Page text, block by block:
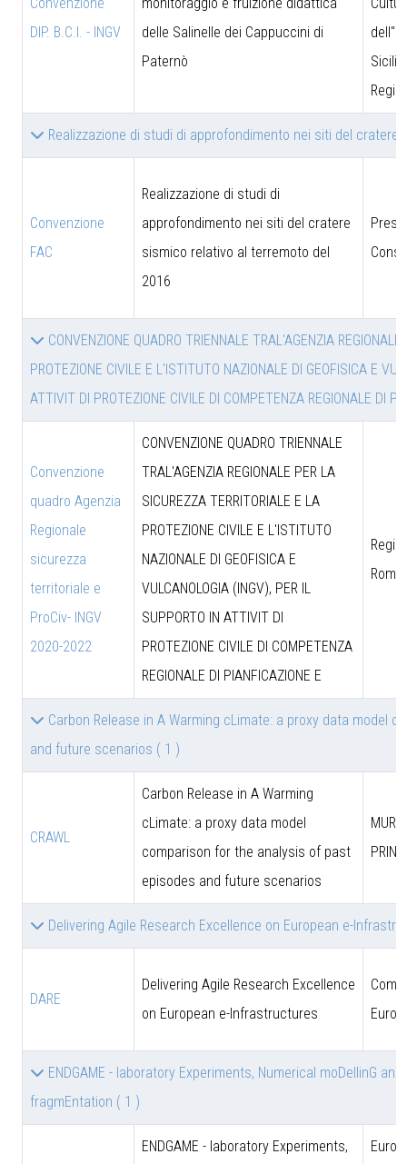
DIP. B.C.I. - INGV
delle Salinelle dei Cappuccini di
Paternò
Realizzazione di studi di approfondimento nei siti del
Convenzione
FAC
Realizzazione di studi di
approfondimento nei siti del cratere
sismico relativo al terremoto del
2016
CONVENZIONE QUADRO TRIENNALE TRAL'AGENZIA
PROTEZIONE CIVILE E L'ISTITUTO NAZIONALE DI GEOFISICA E
ATTIVIT DI PROTEZIONE CIVILE DI COMPETENZA REGIONALE DI
Convenzione
quadro Agenzia
Regionale
sicurezza
territoriale e
ProCiv- INGV
2020-2022
CONVENZIONE QUADRO TRIENNALE
TRAL'AGENZIA REGIONALE PER LA
SICUREZZA TERRITORIALE E LA
PROTEZIONE CIVILE E L'ISTITUTO
NAZIONALE DI GEOFISICA E
VULCANOLOGIA (INGV), PER IL
SUPPORTO IN ATTIVIT DI
PROTEZIONE CIVILE DI COMPETENZA
REGIONALE DI PIANFICAZIONE E
Carbon Release in A Warming cLimate: a proxy data model
and future scenarios ( 1 )
CRAWL
Carbon Release in A Warming
cLimate: a proxy data model
comparison for the analysis of past
episodes and future scenarios
MUR
PRIN)
Delivering Agile Research Excellence on European e-
DARE
Delivering Agile Research Excellence
on European e-Infrastructures
ENDGAME - laboratory Experiments, Numerical moDellinG
fragmEntation ( 1 )
ENDGAME - laboratory Experiments,